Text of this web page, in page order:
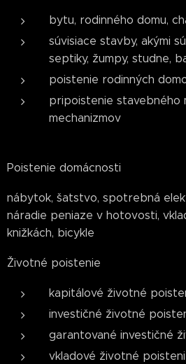
bytu, rodinného domu,
súvisiace stavby, akými
septiky, žumpy, studne,
poistenie rodinných
pripoistenie stavebného
mechanizmov
Poistenie domácnosti
nábytok, šatstvo, spotrebná
náradie peniaze v hotovosti,
knižkách, bicykle
Životné poistenie
kapitálové životné
investičné životné
garantované investičné
vkladové životné